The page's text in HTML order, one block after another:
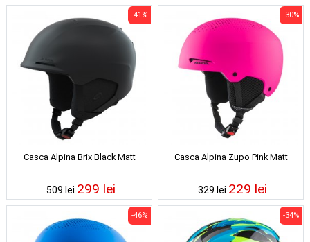
Casca Alpina Brix Black Matt
509 lei
-41%
299 lei
Casca Alpina Zupo Pink Matt
329 lei
-30%
229 lei
-46% -34%